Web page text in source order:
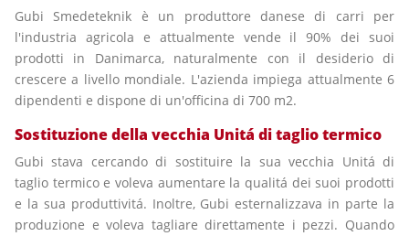
Gubi Smedeteknik è un produttore danese di carri per
l'industria agricola e attualmente vende il 90% dei suoi
prodotti in Danimarca, naturalmente con il desiderio di
crescere a livello mondiale. L'azienda impiega attualmente 6
dipendenti e dispone di un'officina di 700 m2.
Sostituzione della vecchia Unitá di taglio termico
Gubi stava cercando di sostituire la sua vecchia Unitá di
taglio termico e voleva aumentare la qualitá dei suoi prodotti
e la sua produttivitá. Inoltre, Gubi esternalizzava in parte la
produzione e voleva tagliare direttamente i pezzi. Quando